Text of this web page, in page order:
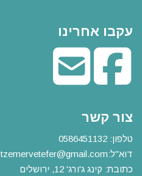
עקבו אחרינו
צור קשר
טלפון: 0586451132
דוא"ל:
tzemervetefer@gmail.com
כתובת: קינג ג'ורג' 12, ירושלים